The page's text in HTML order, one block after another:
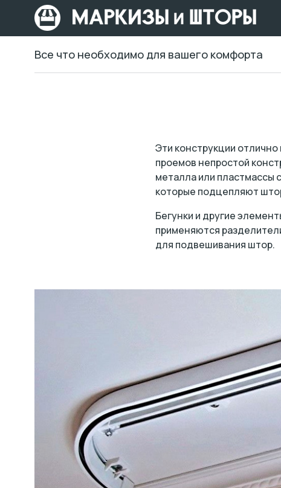
Все что необходимо для вашего комфорта
Эти конструкции
проемов непростой
металла или пластмассы
которые подцепляют
Бегунки и другие
применяются
для подвешивания штор.